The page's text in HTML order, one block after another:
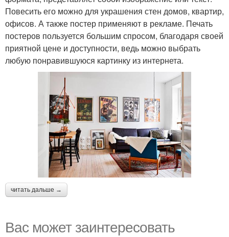
Повесить его можно для украшения стен домов, квартир,
офисов. А также постер применяют в рекламе. Печать
постеров пользуется большим спросом, благодаря своей
приятной цене и доступности, ведь можно выбрать
любую понравившуюся картинку из интернета.
читать дальше →
Вас может заинтересовать